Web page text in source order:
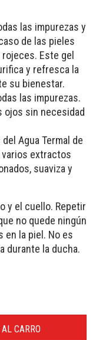
las impurezas y
de las pieles
Este gel
y refresca la
su bienestar.
las impurezas.
ojos sin necesidad
Agua Termal de
varios extractos
suaviza y
y el cuello. Repetir
no quede ningún
en la piel. No es
durante la ducha.